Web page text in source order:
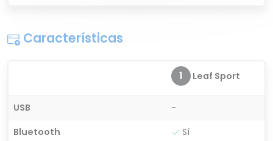
Características
1 Leaf Sport
USB
-
Bluetooth
Sí